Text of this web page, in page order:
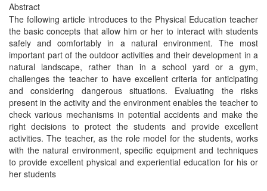
Abstract
The following article introduces to the Physical Education teacher
the basic concepts that allow him or her to interact with students
safely and comfortably in a natural environment. The most
important part of the outdoor activities and their development in a
natural landscape, rather than in a school yard or a gym,
challenges the teacher to have excellent criteria for anticipating
and considering dangerous situations. Evaluating the risks
present in the activity and the environment enables the teacher to
check various mechanisms in potential accidents and make the
right decisions to protect the students and provide excellent
activities. The teacher, as the role model for the students, works
with the natural environment, specific equipment and techniques
to provide excellent physical and experiential education for his or
her students